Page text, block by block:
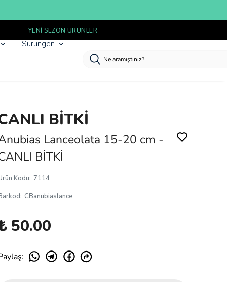
Sürüngen
BİTKİ
Lanceolata 15-20 cm -
BİTKİ
Kodu: 7114
: CBanubiaslance
50.00
: